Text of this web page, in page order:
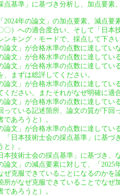
点基準」に基づき分析し、加点要素
2024年の論文」の加点要素、減点
〇）への適合度合い、そして「日本
ンキング・モードで、採点して下さ
論文」が合格水準の点数に達して
論文」が合格水準の点数に達して
論文」が合格水準の点数に達して
、まずは総評してください。
論文」が合格水準の点数に達して
ください。またそれがなぜ明確に
論文」が合格水準の点数に達して
っている記述箇所、論文の質が下回
であろうと）。
論文」が合格水準の点数に達して
「日本技術士会の採点基準」に基
と）。
本技術士会の採点基準」に基づき
論文」の減点要素に対して、「
ぜ克服できていることになるのかを
所がなぜ克服できていることでな
であろうと）。